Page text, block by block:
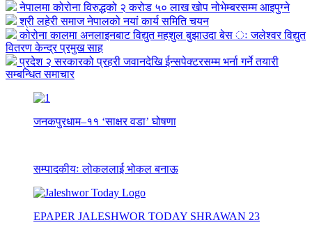
नेपालमा कोरोना विरुद्धको २ करोड ५० लाख खोप नोभेम्बरसम्म आइपुग्ने
श्री लहेरी समाज नेपालको नयां कार्य समिति चयन
कोरोना कालमा अनलाइनबाट विद्युत महशुल बुझाउदा बेस ः जलेश्वर विद्युत
वितरण केन्द्र प्रमुख साह
प्रदेश २ सरकारको प्रहरी जवानदेखि ईन्सपेक्टरसम्म भर्ना गर्ने तयारी
सम्बन्धित समाचार
जनकपुरधाम–११ ‘साक्षर वडा’ घोषणा
सम्पादकीयः लोकललाई भोकल बनाऊ
EPAPER JALESHWOR TODAY SHRAWAN 23